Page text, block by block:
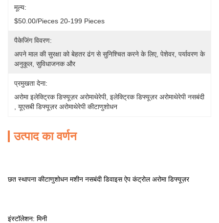
मूल्य:
$50.00/pieces 20-199 Pieces
पैकेजिंग विवरण:
अपने माल की सुरक्षा को बेहतर ढंग से सुनिश्चित करने के लिए, पेशेवर, पर्यावरण के
अनुकूल, सुविधाजनक और
प्रमुखता देना:
अरोमा इलेक्ट्रिक डिफ्यूज़र अरोमाथेरेपी, इलेक्ट्रिक डिफ्यूज़र अरोमाथेरेपी नसबंदी
यूएसबी डिफ्यूज़र अरोमाथेरेपी कीटाणुशोधन
उत्पाद का वर्णन
छत स्थापना कीटाणुशोधन मशीन नसबंदी डिवाइस ऐप कंट्रोल अरोमा डिफ्यूज़र
इंस्टॉलेशन: मिनी